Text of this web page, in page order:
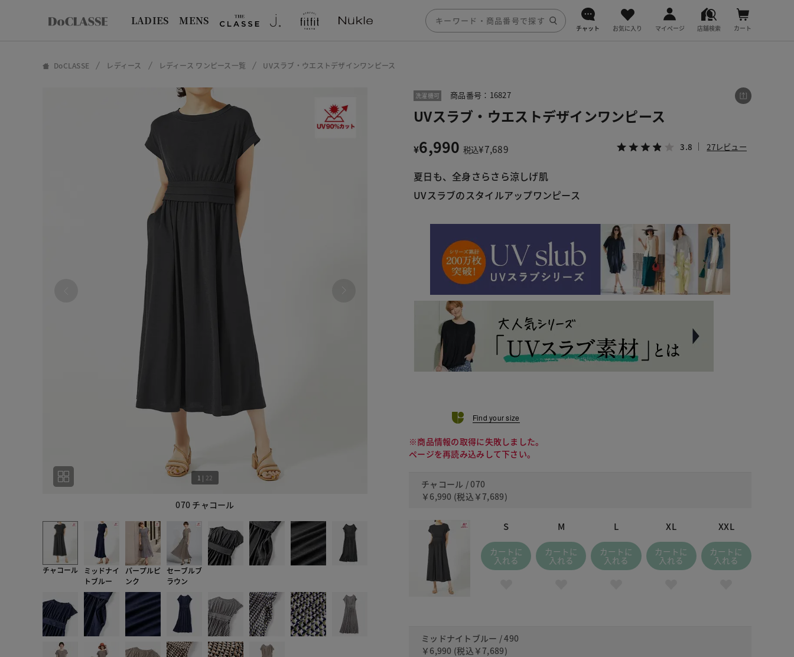
LADIES MENS
チャット お気に入り マイページ 店舗検索 カート
DoCLASSE レディース レディース ワンピース一覧 UVスラブ・ウエストデザインワンピース
070 チャコール 490 ミッドナイトブルー
1 | 22
チャコール
ミッドナイ
トブルー
パープルピ
ンク
セーブルブ
ラウン
洗濯機可 商品番号：16827
UVスラブ・ウエストデザインワンピース
¥6,990 税込¥7,689 3.8 27レビュー
夏日も、全身さらさら涼しげ肌
UVスラブのスタイルアップワンピース
Find your size
※商品情報の取得に失敗しました。
ページを再読み込みして下さい。
チャコール / 070
￥6,990 (税込 ￥7,689)
S
カートに
入れる
M
カートに
入れる
L
カートに
入れる
XL
カートに
入れる
XXL
カートに
入れる
ミッドナイトブルー / 490
￥6,990 (税込 ￥7,689)